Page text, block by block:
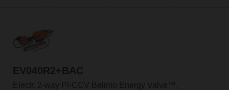
EV040R2+BAC
Electr. 2-way PI-CCV Belimo Energy Valve™,